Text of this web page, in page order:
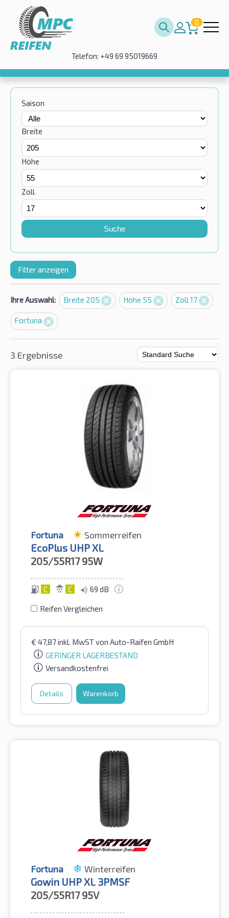
0
Telefon: +49 69 95019669
Saison
Breite
Höhe
Zoll
Suche
Filter anzeigen
Ihre Auswahl: Breite 205 Höhe 55 Zoll 17
Fortuna
3 Ergebnisse
Fortuna Sommerreifen
EcoPlus UHP XL
205/55R17 95W
C C 69 dB
Reifen Vergleichen
€ 47,87inkl. MwSTvon Auto-Raifen GmbH
GERINGER LAGERBESTAND
Versandkostenfrei
Details Warenkorb
Fortuna Winterreifen
Gowin UHP XL 3PMSF
205/55R17 95V